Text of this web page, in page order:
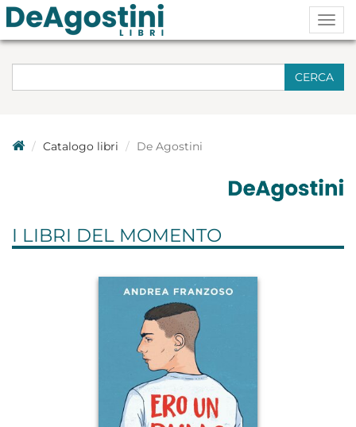
CERCA
Catalogo libri De Agostini
I LIBRI DEL MOMENTO